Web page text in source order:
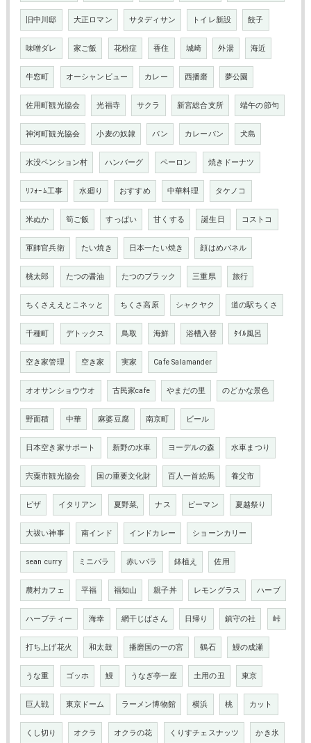
旧中川邸 大正ロマン サタディサン トイレ新設 餃子
味噌ダレ 家ご飯 花粉症 香住 城崎 外湯 海近
牛窓町 オーシャンビュー カレー 西播磨 夢公園
佐用町観光協会 光福寺 サクラ 新宮総合支所 端午の節句
神河町観光協会 小麦の奴隷 パン カレーパン 犬島
水没ペンション村 ハンバーグ ペーロン 焼きドーナツ
ﾘﾌｫｰﾑ工事 水廻り おすすめ 中華料理 タケノコ
米ぬか 筍ご飯 すっぱい 甘くする 誕生日 コストコ
軍師官兵衛 たい焼き 日本一たい焼き 顔はめパネル
桃太郎 たつの醤油 たつのブラック 三重県 旅行
ちくさええとこネッと ちくさ高原 シャクヤク 道の駅ちくさ
千種町 デトックス 鳥取 海鮮 浴槽入替 ﾀｲﾙ風呂
空き家管理 空き家 実家 Cafe Salamander
オオサンショウウオ 古民家cafe やまだの里 のどかな景色
野面積 中華 麻婆豆腐 南京町 ビール
日本空き家サポート 新野の水車 ヨーデルの森 水車まつり
宍粟市観光協会 国の重要文化財 百人一首絵馬 養父市
ピザ イタリアン 夏野菜, ナス ピーマン 夏越祭り
大祓い神事 南インド インドカレー ショーンカリー
sean curry ミニバラ 赤いバラ 鉢植え 佐用
農村カフェ 平福 福知山 親子丼 レモングラス ハーブ
ハーブティー 海幸 網干じばさん 日帰り 鎮守の社 峠
打ち上げ花火 和太鼓 播磨国の一の宮 鶴石 鰻の成瀬
うな重 ゴッホ 鰻 うなぎ亭一座 土用の丑 東京
巨人戦 東京ドーム ラーメン博物館 横浜 桃 カット
くし切り オクラ オクラの花 くりすチェスナッツ かき氷